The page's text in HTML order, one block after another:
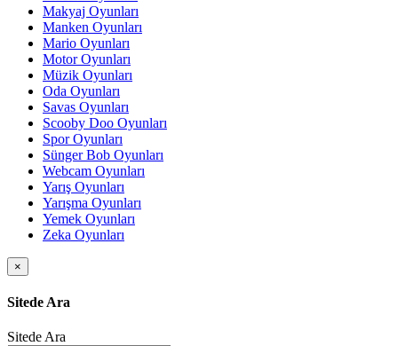
Makyaj Oyunları
Manken Oyunları
Mario Oyunları
Motor Oyunları
Müzik Oyunları
Oda Oyunları
Savas Oyunları
Scooby Doo Oyunları
Spor Oyunları
Sünger Bob Oyunları
Webcam Oyunları
Yarış Oyunları
Yarışma Oyunları
Yemek Oyunları
Zeka Oyunları
×
Sitede Ara
Sitede Ara